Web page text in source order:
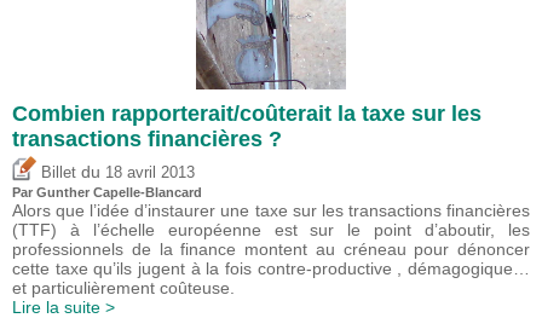
Combien rapporterait/coûterait la taxe sur les
transactions financières ?
Billet du 18 avril 2013
Par Gunther Capelle-Blancard
Alors que l’idée d’instaurer une taxe sur les transactions financières
(TTF) à l’échelle européenne est sur le point d’aboutir, les
professionnels de la finance montent au créneau pour dénoncer
cette taxe qu’ils jugent à la fois contre-productive , démagogique…
et particulièrement coûteuse.
Lire la suite >